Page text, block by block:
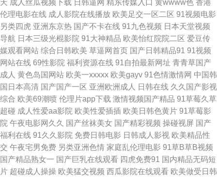
在线直播网站 香蕉视频a99 日本欧美大片 久久涩涩欧美 国产伊人久久五月
91福利导航 91极速视频 人妻资源站 国模精品视频一区 91传媒免费观看网址
欧美日韩国产亚洲数字 91牛牛 欧美欧美曰 A片网页 在线一本 久久伊人超碰
91人人操人人爽 老司机电影院 91精品福利在线 视频网址大全 福利影院啪啪
啪AV 91福利视频导航页 欧美精品瑟瑟 91P0狼人社 婷婷色播亚洲综合色播
国内精品综久久 91足交 91传谋视频 精品精品精品精品 狠狠肏COM 九一福
利群 九九久久香蕉熟 青青草国拍2019 日韩熟女视频 三级全黄在线观看视频
91啦在线观看论坛 人妻人人爱操AV 99视频精品 91社区试看一分钟 91巨炮
天 成人丝瓜视频下载 日韩逼网 精东传媒入口 黄wwww色 香港
伦理电影在线 成人影院在线播放 欧美足交一区二区 91视频电影
另类四虎 亚洲东京热 国产不卡在线 91九色视频 日本天堂视频
导航 日本三级光棍影院 91大神精品 欧美怡红院院二区 爱豆传
媒观看网站 综合日韩欧美 草逼网首页 国产日韩精品91 91视频
网站在线 69性影院 福利资源在线 91自拍最新网址 青青草国产
成人 黄色岛国网站 欧美一xxxxx 欧美gayv 91色情激情网 中国韩
国日本高清 国产国产一区 亚洲欧洲成人 日韩在线 久久国产影视
综合 欧美69潮喷 伦理片app下载 激情视频国产精品 91草莓久草
超碰 成人性爱aa影院 欧美性爱插插 欧美日韩色黄片 91草莓影
院 午夜电影网久久 国产丝袜美女 国产精彩视频 操碰视屏 国产
福利在线 91久久影院 免费日韩电影 日韩成人影视 欧美精品性
交 午夜宅男免费 另类亚洲色情 家庭乱伦理电影 91草B草B视频
国产精品熟女一 国产巨乳在线观看 四虎免费91 国内精品无码短
片 超碰成人操操 欧美猛交视频 西瓜影院在线观看 欧美做受日韩